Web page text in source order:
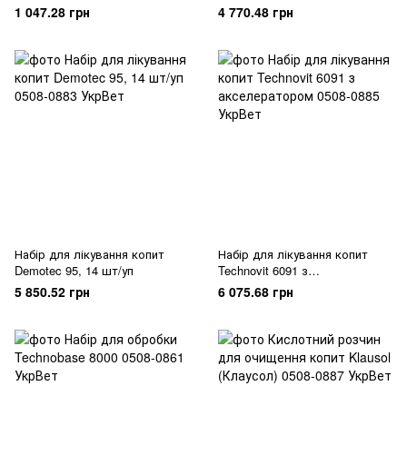
1 047.28 грн 4 770.48 грн
Набір для лікування копит
Demotec 95, 14 шт/уп
5 850.52 грн
Набір для лікування копит
Technovit 6091 з
акселератором
6 075.68 грн